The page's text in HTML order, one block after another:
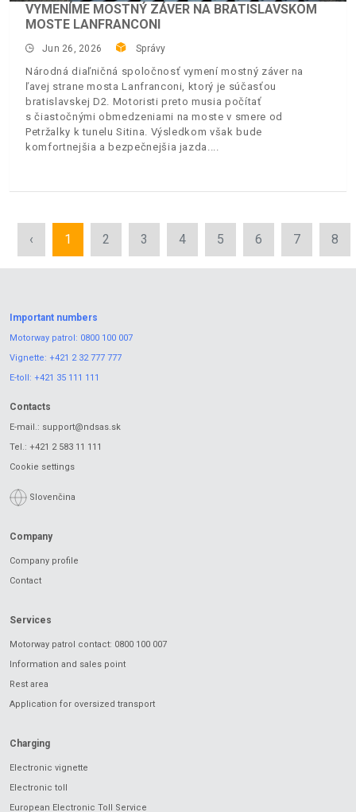
VYMENÍME MOSTNÝ ZÁVER NA BRATISLAVSKOM
MOSTE LANFRANCONI
Jun 26, 2026 Správy
Národná diaľničná spoločnosť vymení mostný záver na
ľavej strane mosta Lanfranconi, ktorý je súčasťou
bratislavskej D2. Motoristi preto musia počítať
s čiastočnými obmedzeniami na moste v smere od
Petržalky k tunelu Sitina. Výsledkom však bude
komfortnejšia a bezpečnejšia jazda.
‹ 1 2 3 4 5 6 7 8
Important numbers
Motorway patrol: 0800 100 007
Vignette: +421 2 32 777 777
E-toll: +421 35 111 111
Contacts
E-mail.: support@ndsas.sk
Tel.: +421 2 583 11 111
Cookie settings
Slovenčina
Company
Company profile
Contact
Services
Motorway patrol contact: 0800 100 007
Information and sales point
Rest area
Application for oversized transport
Charging
Electronic vignette
Electronic toll
European Electronic Toll Service